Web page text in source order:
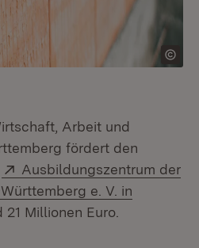
Arbeit und
fördert den
Extern:
Ausbildungszentrum der
e. V. in
neuem Fenster)
21 Millionen Euro.